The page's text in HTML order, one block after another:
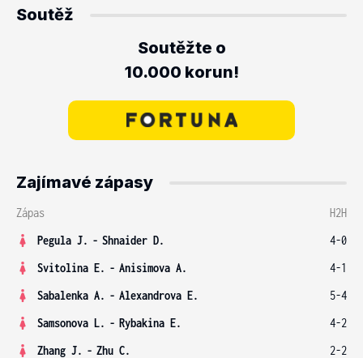
Soutěž
Soutěžte o
10.000 korun!
Zajímavé zápasy
Zápas
H2H
Pegula J. - Shnaider D.
4-0
Svitolina E. - Anisimova A.
4-1
Sabalenka A. - Alexandrova E.
5-4
Samsonova L. - Rybakina E.
4-2
Zhang J. - Zhu C.
2-2